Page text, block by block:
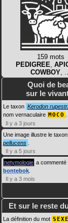
159 mots
PEDIGREE,
COWBOY,
Quoi de
sur le
Le taxon Kerodon
nom vernaculaire MOCO
Il y a 3 jours
Une image illustre le taxon
pellucens
Il y a 5 jours
netymologie a commenté
bontebok
Il y a 3 mois
Et sur le reste
La définition du mot